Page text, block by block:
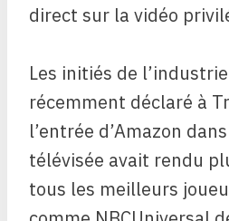
direct sur la vidéo
Les initiés de
récemment déclaré à
l’entrée d’Amazon
télévisée avait rendu
tous les meilleurs